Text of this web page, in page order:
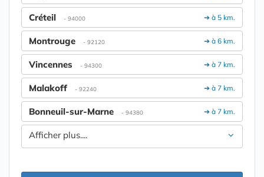
➔ à 5 km.
Créteil - 94000
➔ à 6 km.
Montrouge - 92120
➔ à 7 km.
Vincennes - 94300
➔ à 7 km.
Malakoff - 92240
➔ à 7 km.
Bonneuil-sur-Marne - 94380
Afficher plus....